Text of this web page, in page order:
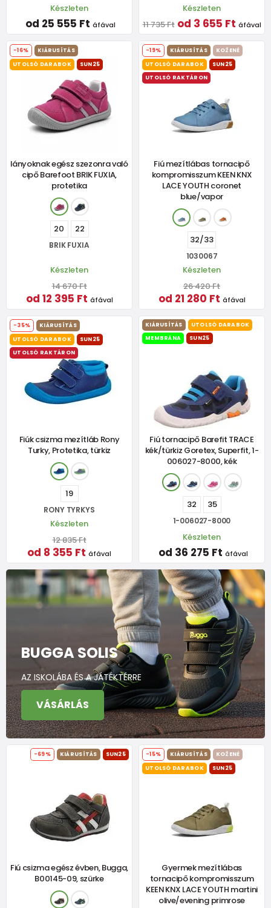
Készleten
od 25 555 Ft áfával
Készleten
11 735 Ft od 3 655 Ft áfával
-16%
KIÁRUSÍTÁS
UTOLSÓ DARABOK
SUN25
lányoknak egész szezonra való
cipő Barefoot BRIK FUXIA,
protetika
20 22
BRIK FUXIA
Készleten
14 670 Ft
od 12 395 Ft áfával
-19% KIÁRUSÍTÁS
KOŽENÉ
UTOLSÓ DARABOK
SUN25
UTOLSÓ RAKTÁRON
Fiú mezítlábas tornacipő
kompromisszum KEEN KNX
LACE YOUTH coronet
blue/vapor
32/33
1030067
Készleten
26 420 Ft
od 21 280 Ft áfával
-35%
KIÁRUSÍTÁS
UTOLSÓ DARABOK
SUN25
UTOLSÓ RAKTÁRON
Fiúk csizma mezítláb Rony
Turky, Protetika, türkiz
19
RONY TYRKYS
Készleten
12 835 Ft
od 8 355 Ft áfával
KIÁRUSÍTÁS
UTOLSÓ DARABOK
MEMBRÁNA
SUN25
Fiú tornacipő Barefit TRACE
kék/türkiz Goretex, Superfit, 1-
006027-8000, kék
32 35
1-006027-8000
Készleten
od 36 275 Ft áfával
BUGGA SOLIS
AZ ISKOLÁBA ÉS A JÁTÉKTÉRRE
VÁSÁRLÁS
-69% KIÁRUSÍTÁS SUN25
Fiú csizma egész évben, Bugga,
B00145-09, szürke
-15% KIÁRUSÍTÁS
KOŽENÉ
UTOLSÓ DARABOK
SUN25
Gyermek mezítlábas
tornacipő kompromisszum
KEEN KNX LACE YOUTH martini
olive/evening primrose